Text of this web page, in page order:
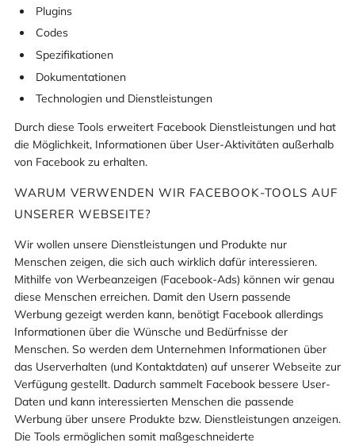
Plugins
Codes
Spezifikationen
Dokumentationen
Technologien und Dienstleistungen
Durch diese Tools erweitert Facebook Dienstleistungen und hat
die Möglichkeit, Informationen über User-Aktivitäten außerhalb
von Facebook zu erhalten.
WARUM VERWENDEN WIR FACEBOOK-TOOLS AUF
UNSERER WEBSEITE?
Wir wollen unsere Dienstleistungen und Produkte nur
Menschen zeigen, die sich auch wirklich dafür interessieren.
Mithilfe von Werbeanzeigen (Facebook-Ads) können wir genau
diese Menschen erreichen. Damit den Usern passende
Werbung gezeigt werden kann, benötigt Facebook allerdings
Informationen über die Wünsche und Bedürfnisse der
Menschen. So werden dem Unternehmen Informationen über
das Userverhalten (und Kontaktdaten) auf unserer Webseite zur
Verfügung gestellt. Dadurch sammelt Facebook bessere User-
Daten und kann interessierten Menschen die passende
Werbung über unsere Produkte bzw. Dienstleistungen anzeigen.
Die Tools ermöglichen somit maßgeschneiderte